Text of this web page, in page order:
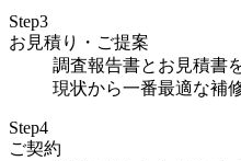
Step3
お見積り・ご提案
調査報告書とお見積書
現状から一番最適な補
Step4
ご契約